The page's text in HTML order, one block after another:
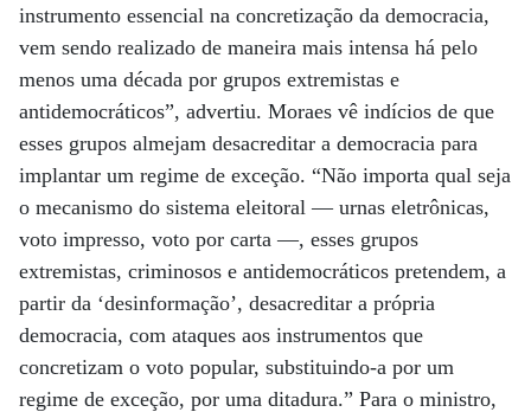
instrumento essencial na concretização da democracia,
vem sendo realizado de maneira mais intensa há pelo
menos uma década por grupos extremistas e
antidemocráticos”, advertiu. Moraes vê indícios de que
esses grupos almejam desacreditar a democracia para
implantar um regime de exceção. “Não importa qual seja
o mecanismo do sistema eleitoral — urnas eletrônicas,
voto impresso, voto por carta —, esses grupos
extremistas, criminosos e antidemocráticos pretendem, a
partir da ‘desinformação’, desacreditar a própria
democracia, com ataques aos instrumentos que
concretizam o voto popular, substituindo-a por um
regime de exceção, por uma ditadura.” Para o ministro,